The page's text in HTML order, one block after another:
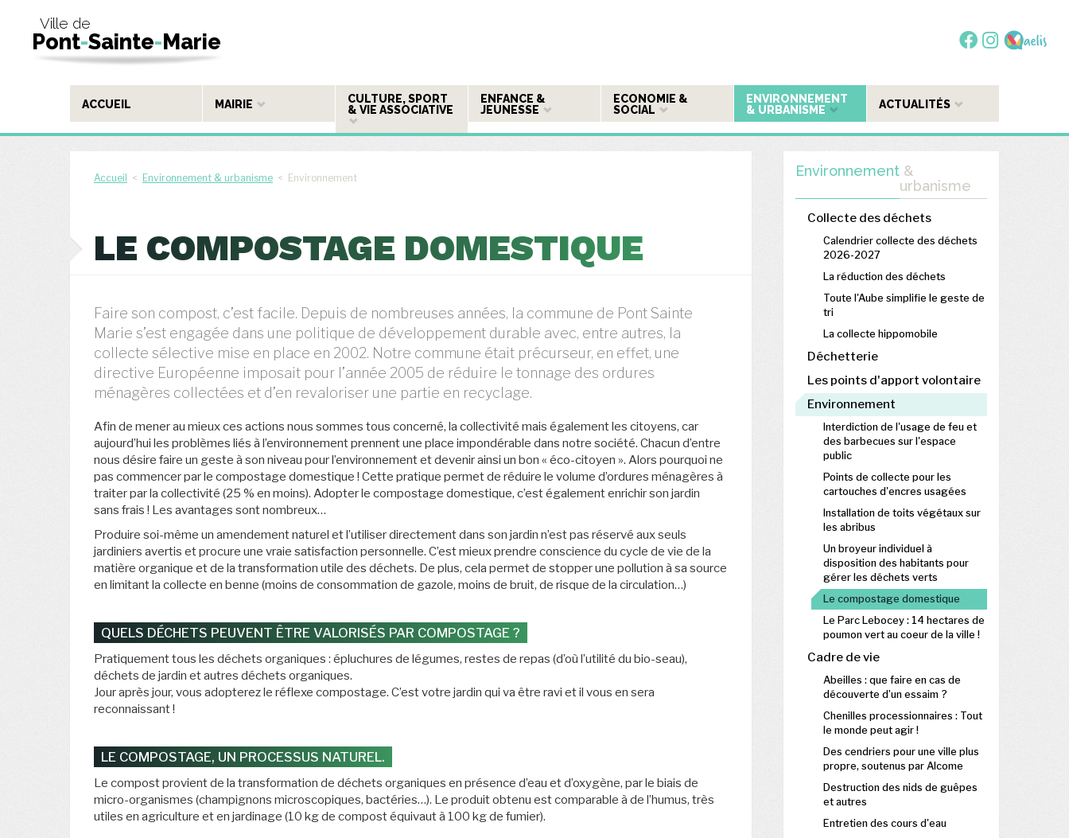
Ville de
Pont-Sainte-Marie
ACCUEIL MAIRIE
CULTURE, SPORT
& VIE ASSOCIATIVE
ENFANCE &
JEUNESSE
ECONOMIE &
SOCIAL
ENVIRONNEMENT
& URBANISME
ACTUALITÉS
Accueil < Environnement & urbanisme < Environnement
LE COMPOSTAGE DOMESTIQUE
Faire son compost, c’est facile. Depuis de nombreuses années, la commune de Pont Sainte
Marie s’est engagée dans une politique de développement durable avec, entre autres, la
collecte sélective mise en place en 2002. Notre commune était précurseur, en effet, une
directive Européenne imposait pour l’année 2005 de réduire le tonnage des ordures
ménagères collectées et d’en revaloriser une partie en recyclage.
Afin de mener au mieux ces actions nous sommes tous concerné, la collectivité mais également les citoyens, car
aujourd’hui les problèmes liés à l’environnement prennent une place impondérable dans notre société. Chacun d’entre
nous désire faire un geste à son niveau pour l’environnement et devenir ainsi un bon « éco-citoyen ». Alors pourquoi ne
pas commencer par le compostage domestique ! Cette pratique permet de réduire le volume d’ordures ménagères à
traiter par la collectivité (25 % en moins). Adopter le compostage domestique, c’est également enrichir son jardin
sans frais ! Les avantages sont nombreux…
Produire soi-même un amendement naturel et l’utiliser directement dans son jardin n’est pas réservé aux seuls
jardiniers avertis et procure une vraie satisfaction personnelle. C’est mieux prendre conscience du cycle de vie de la
matière organique et de la transformation utile des déchets. De plus, cela permet de stopper une pollution à sa source
en limitant la collecte en benne (moins de consommation de gazole, moins de bruit, de risque de la circulation…)
QUELS DÉCHETS PEUVENT ÊTRE VALORISÉS PAR COMPOSTAGE ?
Pratiquement tous les déchets organiques : épluchures de légumes, restes de repas (d’où l’utilité du bio-seau),
déchets de jardin et autres déchets organiques.
Jour après jour, vous adopterez le réflexe compostage. C’est votre jardin qui va être ravi et il vous en sera
reconnaissant !
LE COMPOSTAGE, UN PROCESSUS NATUREL.
Le compost provient de la transformation de déchets organiques en présence d’eau et d’oxygène, par le biais de
micro-organismes (champignons microscopiques, bactéries…). Le produit obtenu est comparable à de l’humus, très
utiles en agriculture et en jardinage (10 kg de compost équivaut à 100 kg de fumier).
Environnement&
urbanisme
Collecte des déchets
Calendrier collecte des déchets
2026-2027
La réduction des déchets
Toute l'Aube simplifie le geste de
tri
La collecte hippomobile
Déchetterie
Les points d'apport volontaire
Environnement
Interdiction de l'usage de feu et
des barbecues sur l'espace
public
Points de collecte pour les
cartouches d'encres usagées
Installation de toits végétaux sur
les abribus
Un broyeur individuel à
disposition des habitants pour
gérer les déchets verts
Le compostage domestique
Le Parc Lebocey : 14 hectares de
poumon vert au coeur de la ville !
Cadre de vie
Abeilles : que faire en cas de
découverte d’un essaim ?
Chenilles processionnaires : Tout
le monde peut agir !
Des cendriers pour une ville plus
propre, soutenus par Alcome
Destruction des nids de guêpes
et autres
Entretien des cours d'eau